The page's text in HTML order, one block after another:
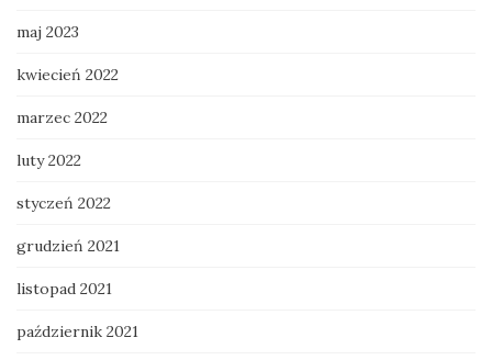
maj 2023
kwiecień 2022
marzec 2022
luty 2022
styczeń 2022
grudzień 2021
listopad 2021
październik 2021